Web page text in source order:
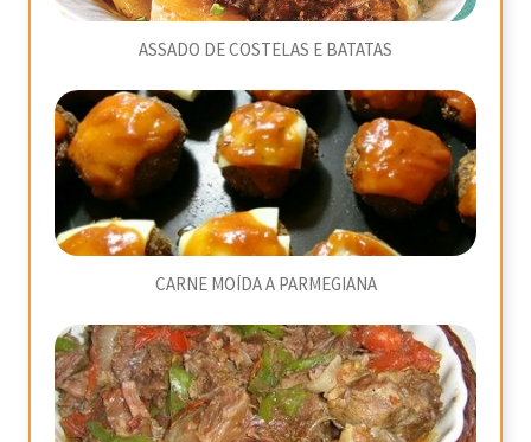
ASSADO DE COSTELAS E BATATAS
CARNE MOÍDA A PARMEGIANA